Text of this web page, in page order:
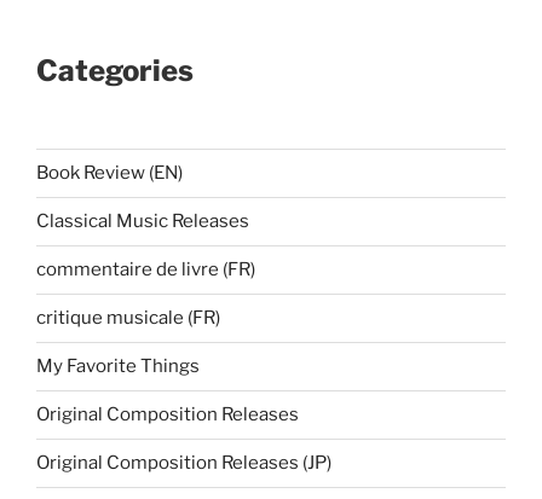
Categories
Book Review (EN)
Classical Music Releases
commentaire de livre (FR)
critique musicale (FR)
My Favorite Things
Original Composition Releases
Original Composition Releases (JP)